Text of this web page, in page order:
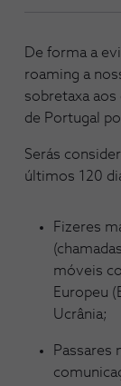
De forma a
roaming a
sobretaxa
de Portugal
Serás
últimos 120
Fizeres
móveis
Europeu
Ucrânia;
Passares